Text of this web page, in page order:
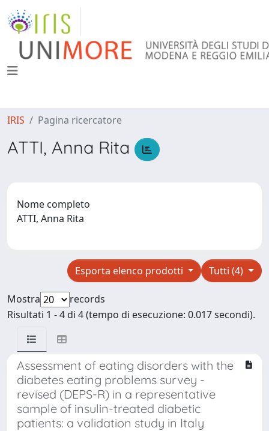
IRIS Pagina ricercatore
ATTI, Anna Rita
Nome completo
ATTI, Anna Rita
Tutti (4)
Esporta elenco prodotti
Mostra
records
Risultati 1 - 4 di 4 (tempo di esecuzione: 0.017 secondi).
Assessment of eating disorders with the
diabetes eating problems survey -
revised (DEPS-R) in a representative
sample of insulin-treated diabetic
patients: a validation study in Italy